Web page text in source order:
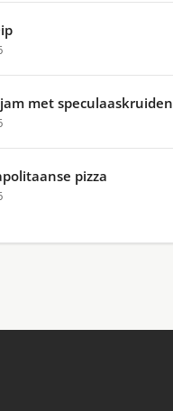
met speculaaskruiden
pizza